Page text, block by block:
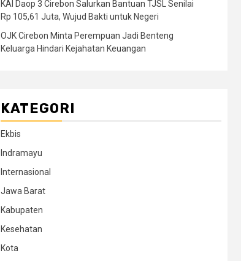
KAI Daop 3 Cirebon Salurkan Bantuan TJSL Senilai
Rp 105,61 Juta, Wujud Bakti untuk Negeri
OJK Cirebon Minta Perempuan Jadi Benteng
Keluarga Hindari Kejahatan Keuangan
KATEGORI
Ekbis
Indramayu
Internasional
Jawa Barat
Kabupaten
Kesehatan
Kota